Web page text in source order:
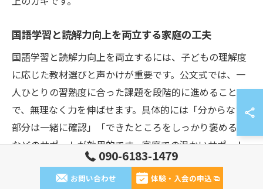
国語学習と読解力向上を両立する家庭の工夫
国語学習と読解力向上を両立するには、子どもの理解度
に応じた教材選びと声かけが重要です。公文式では、一
人ひとりの習熟度に合った課題を段階的に進めること
で、無理なく力を伸ばせます。具体的には「分からない
部分は一緒に確認」「できたところをしっかり褒める」
などのサポートが効果的です。家庭での温かいサポート
が学習意欲を高めます。090-6183-1479
お問い合わせ 体験・入会の申込